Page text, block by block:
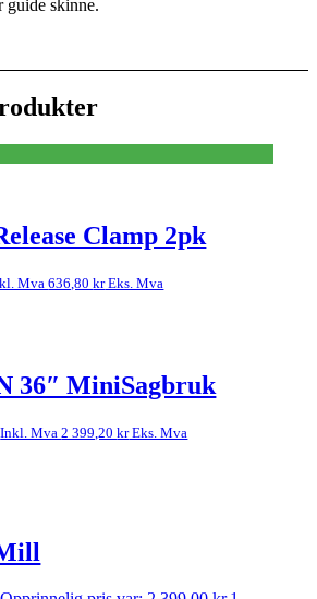
guide skinne.
Clamp 2pk
Mva636,80krEks. Mva
36″ MiniSagbruk
Inkl. Mva2 399,20krEks. Mva